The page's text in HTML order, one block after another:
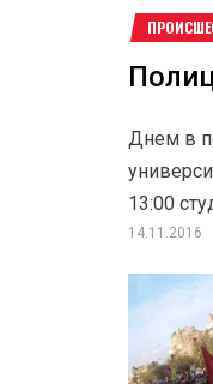
Днем в
13:00
14.11.2016